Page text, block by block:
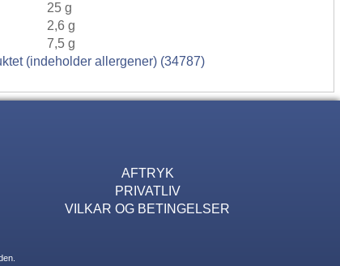
25 g
2,6 g
7,5 g
(indeholder allergener) (34787)
AFTRYK
PRIVATLIV
VILKAR OG BETINGELSER